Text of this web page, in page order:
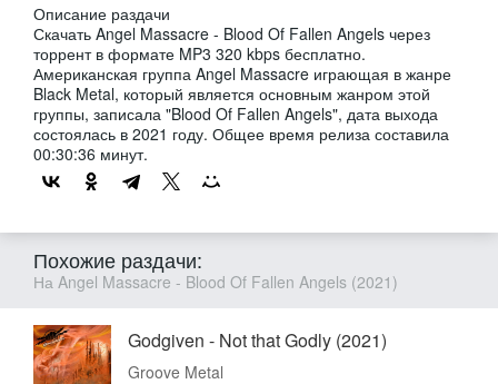
Описание раздачи
Скачать Angel Massacre - Blood Of Fallen Angels через
торрент в формате MP3 320 kbps бесплатно.
Американская группа Angel Massacre играющая в жанре
Black Metal, который является основным жанром этой
группы, записала "Blood Of Fallen Angels", дата выхода
состоялась в 2021 году. Общее время релиза составила
00:30:36 минут.
Похожие раздачи:
На Angel Massacre - Blood Of Fallen Angels (2021)
Godgiven - Not that Godly (2021)
Groove Metal